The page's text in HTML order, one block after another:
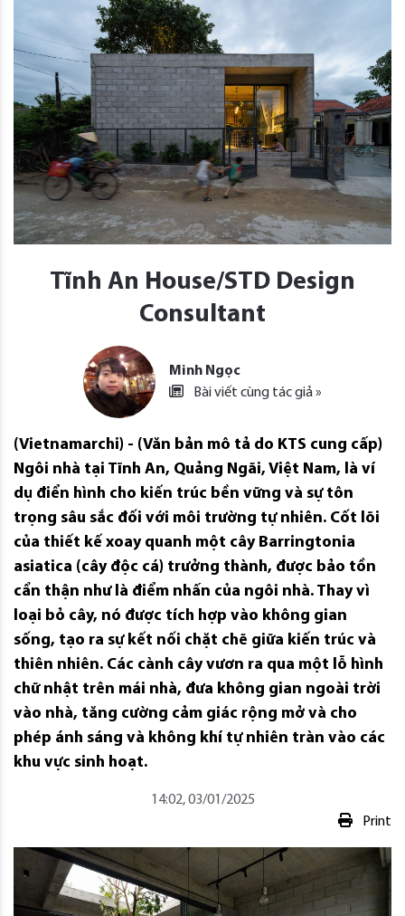
Tĩnh An House/STD Design
Consultant
Minh Ngọc
Bài viết cùng tác giả »
(Vietnamarchi) - (Văn bản mô tả do KTS cung cấp)
Ngôi nhà tại Tĩnh An, Quảng Ngãi, Việt Nam, là ví
dụ điển hình cho kiến ​​trúc bền vững và sự tôn
trọng sâu sắc đối với môi trường tự nhiên. Cốt lõi
của thiết kế xoay quanh một cây Barringtonia
asiatica (cây độc cá) trưởng thành, được bảo tồn
cẩn thận như là điểm nhấn của ngôi nhà. Thay vì
loại bỏ cây, nó được tích hợp vào không gian
sống, tạo ra sự kết nối chặt chẽ giữa kiến ​​trúc và
thiên nhiên. Các cành cây vươn ra qua một lỗ hình
chữ nhật trên mái nhà, đưa không gian ngoài trời
vào nhà, tăng cường cảm giác rộng mở và cho
phép ánh sáng và không khí tự nhiên tràn vào các
khu vực sinh hoạt.
14:02, 03/01/2025
Print